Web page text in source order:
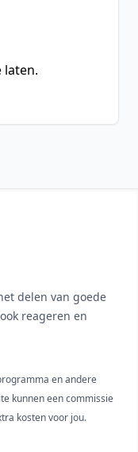
laten.
delen van goede
reageren en
en andere
kunnen een commissie
kosten voor jou.